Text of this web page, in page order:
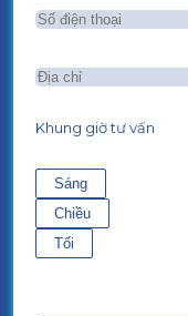
Khung giờ tư vấn
Sáng
Chiều
Tối